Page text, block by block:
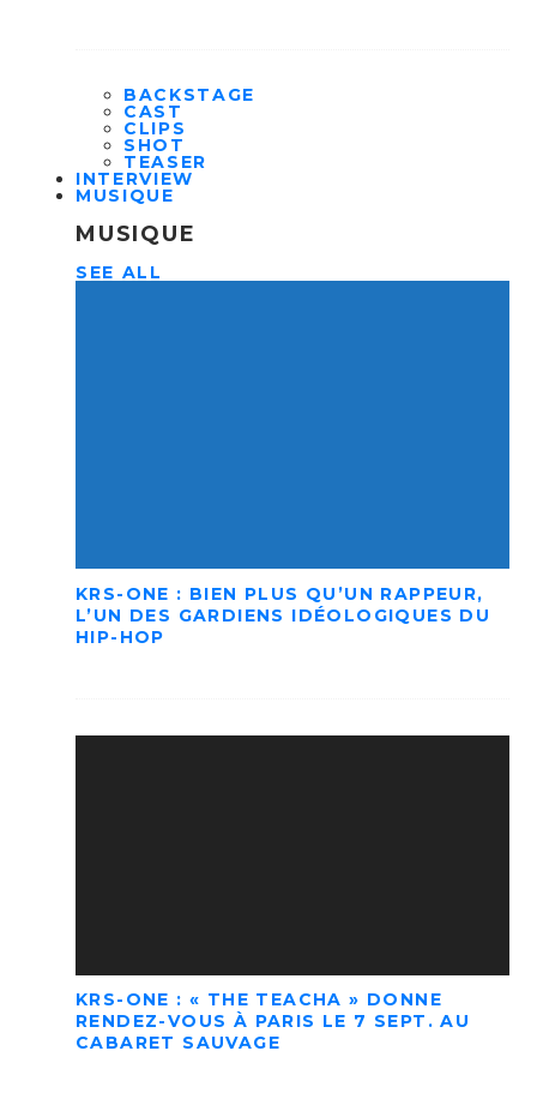
BACKSTAGE
CAST
CLIPS
SHOT
TEASER
INTERVIEW
MUSIQUE
MUSIQUE
SEE ALL
KRS-ONE : BIEN PLUS QU’UN RAPPEUR,
L’UN DES GARDIENS IDÉOLOGIQUES DU
HIP-HOP
KRS-ONE : « THE TEACHA » DONNE
RENDEZ-VOUS À PARIS LE 7 SEPT. AU
CABARET SAUVAGE